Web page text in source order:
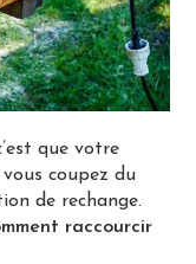
que votre
coupez du
de rechange.
raccourcir